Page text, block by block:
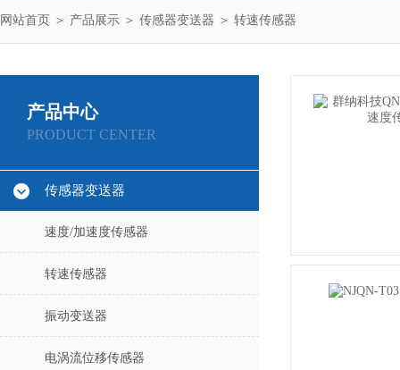
网站首页 ＞ 产品展示 ＞ 传感器变送器 ＞ 转速传感器
产品中心
PRODUCT CENTER
传感器变送器
速度/加速度传感器
转速传感器
振动变送器
电涡流位移传感器